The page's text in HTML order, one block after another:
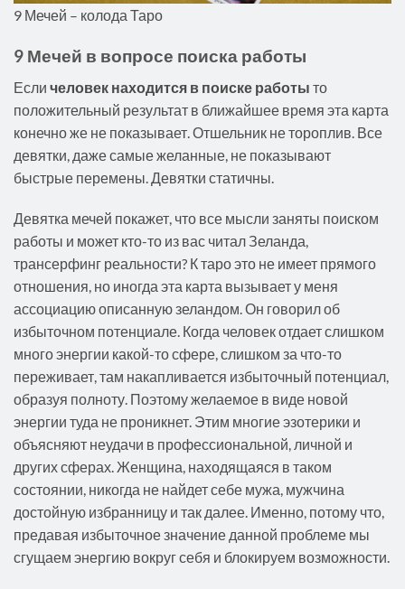
9 Мечей – колода Таро
9 Мечей в вопросе поиска работы
Если человек находится в поиске работы то
положительный результат в ближайшее время эта карта
конечно же не показывает. Отшельник не тороплив. Все
девятки, даже самые желанные, не показывают
быстрые перемены. Девятки статичны.
Девятка мечей покажет, что все мысли заняты поиском
работы и может кто-то из вас читал Зеланда,
трансерфинг реальности? К таро это не имеет прямого
отношения, но иногда эта карта вызывает у меня
ассоциацию описанную зеландом. Он говорил об
избыточном потенциале. Когда человек отдает слишком
много энергии какой-то сфере, слишком за что-то
переживает, там накапливается избыточный потенциал,
образуя полноту. Поэтому желаемое в виде новой
энергии туда не проникнет. Этим многие эзотерики и
объясняют неудачи в профессиональной, личной и
других сферах. Женщина, находящаяся в таком
состоянии, никогда не найдет себе мужа, мужчина
достойную избранницу и так далее. Именно, потому что,
предавая избыточное значение данной проблеме мы
сгущаем энергию вокруг себя и блокируем возможности.